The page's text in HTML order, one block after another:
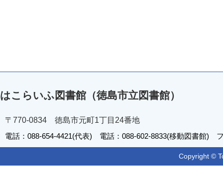
はこらいふ図書館（徳島市立図書館）
〒770-0834 徳島市元町1丁目24番地
電話：088-654-4421(代表) 電話：088-602-8833(移動図書館)
Copyright ©